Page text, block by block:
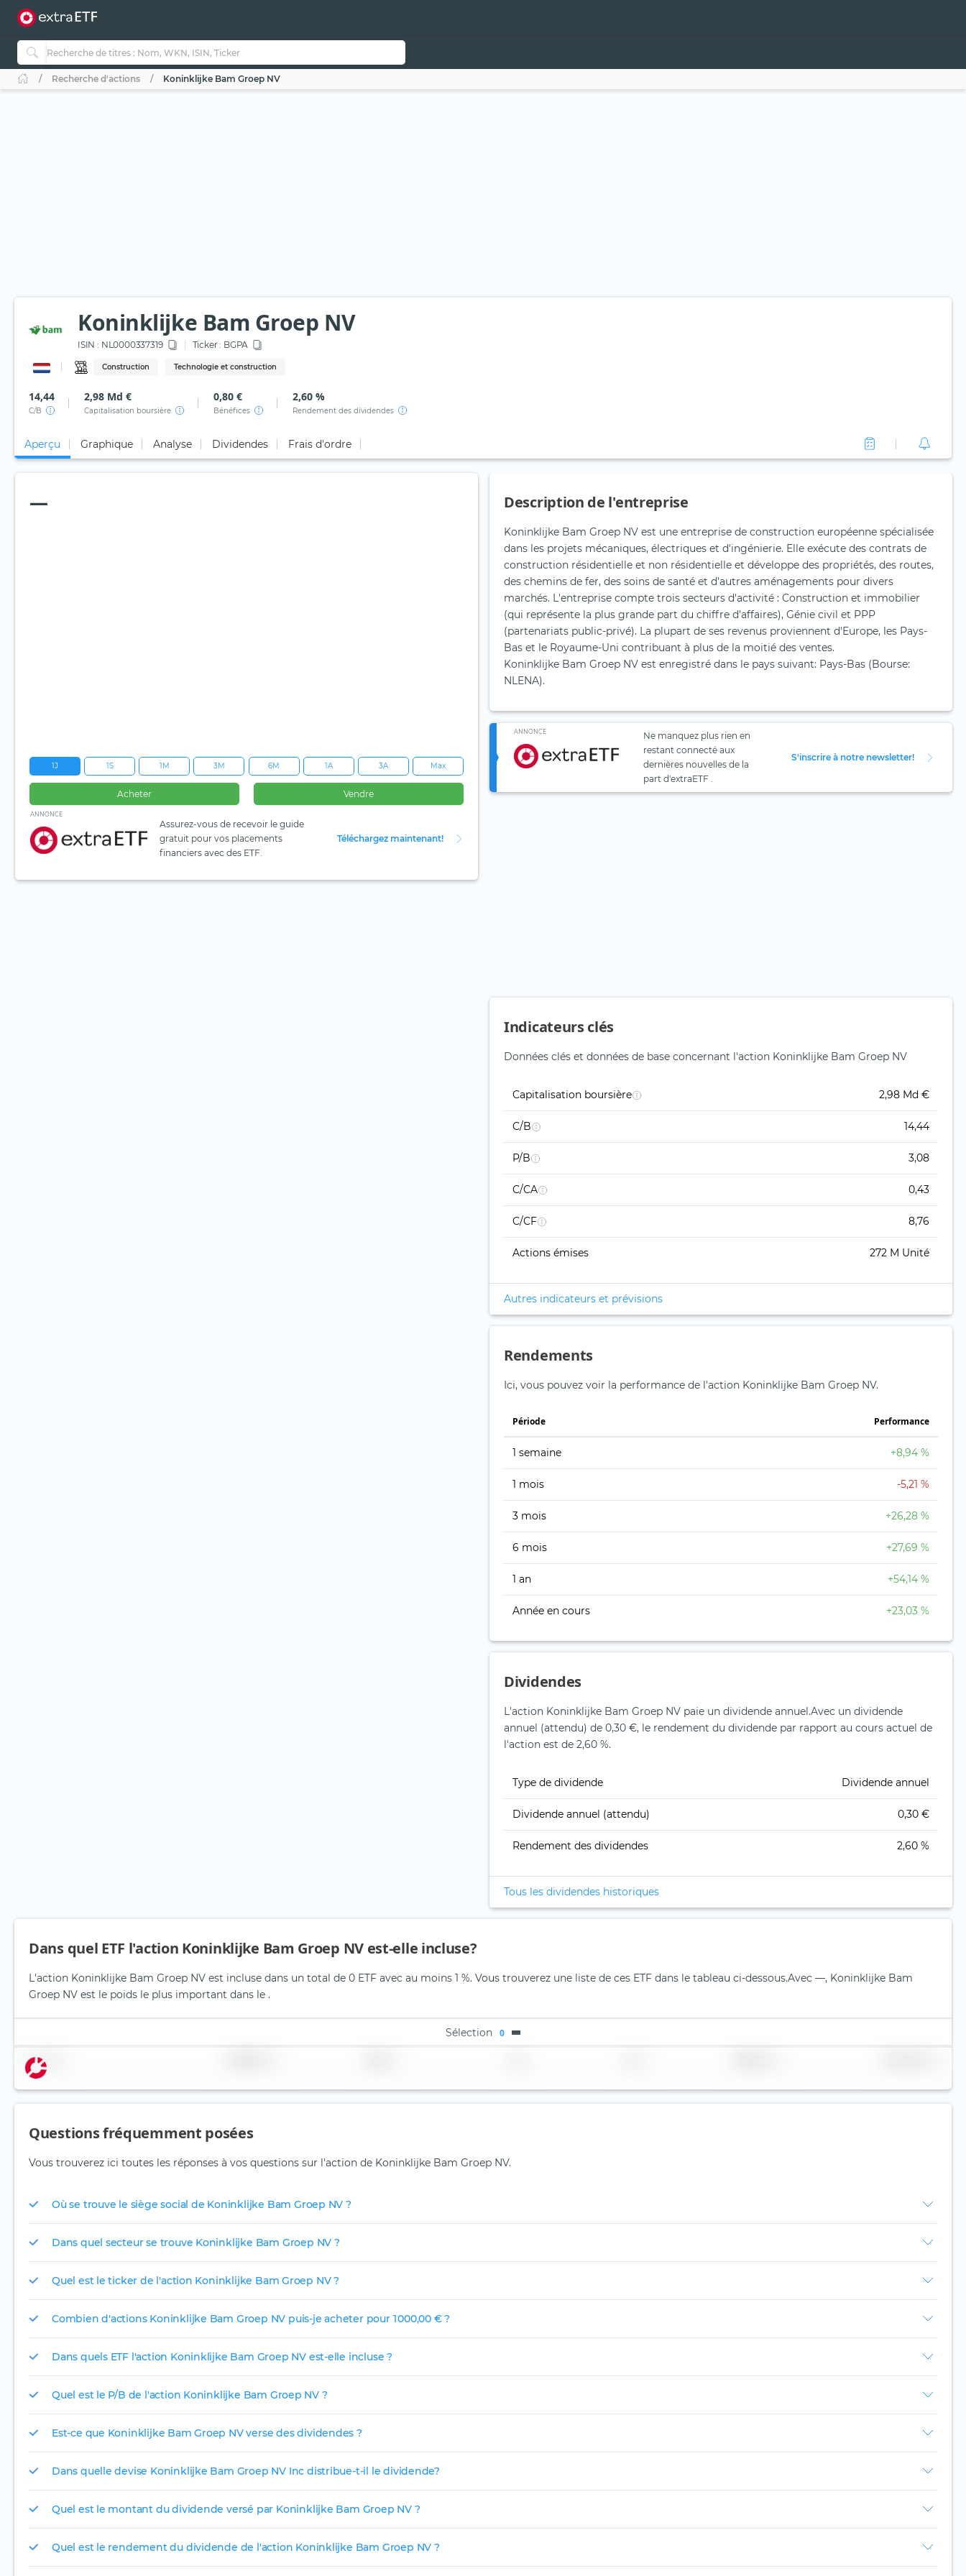
Recherche d'actions Koninklijke Bam Groep NV
Koninklijke Bam Groep NV
ISIN : NL0000337319 Ticker : BGPA
Construction Technologie et construction
14,44
C/B
2,98 Md €
Capitalisation boursière
0,80 €
Bénéfices
2,60 %
Rendement des dividendes
Aperçu Graphique Analyse Dividendes Frais d'ordre
—
1J 1S 1M 3M 6M 1A 3A Max
Acheter Vendre
ANNONCE
Assurez-vous de recevoir le guide
gratuit pour vos placements
financiers avec des ETF.
Téléchargez maintenant!
Description de l'entreprise
Koninklijke Bam Groep NV est une entreprise de construction européenne spécialisée
dans les projets mécaniques, électriques et d'ingénierie. Elle exécute des contrats de
construction résidentielle et non résidentielle et développe des propriétés, des routes,
des chemins de fer, des soins de santé et d'autres aménagements pour divers
marchés. L'entreprise compte trois secteurs d'activité : Construction et immobilier
(qui représente la plus grande part du chiffre d'affaires), Génie civil et PPP
(partenariats public-privé). La plupart de ses revenus proviennent d'Europe, les Pays-
Bas et le Royaume-Uni contribuant à plus de la moitié des ventes.
Koninklijke Bam Groep NV est enregistré dans le pays suivant: Pays-Bas (Bourse:
NLENA).
ANNONCE
Ne manquez plus rien en
restant connecté aux
dernières nouvelles de la
part d'extraETF .
S'inscrire à notre newsletter!
Indicateurs clés
Données clés et données de base concernant l'action Koninklijke Bam Groep NV
Capitalisation boursière 2,98 Md €
C/B 14,44
P/B 3,08
C/CA 0,43
C/CF 8,76
Actions émises 272 M Unité
Autres indicateurs et prévisions
Rendements
Ici, vous pouvez voir la performance de l'action Koninklijke Bam Groep NV.
Période Performance
1 semaine +8,94 %
1 mois -5,21 %
3 mois +26,28 %
6 mois +27,69 %
1 an +54,14 %
Année en cours +23,03 %
Dividendes
L'action Koninklijke Bam Groep NV paie un dividende annuel.Avec un dividende
annuel (attendu) de 0,30 €, le rendement du dividende par rapport au cours actuel de
l'action est de 2,60 %.
Type de dividende Dividende annuel
Dividende annuel (attendu) 0,30 €
Rendement des dividendes 2,60 %
Tous les dividendes historiques
Dans quel ETF l'action Koninklijke Bam Groep NV est-elle incluse?
L'action Koninklijke Bam Groep NV est incluse dans un total de 0 ETF avec au moins 1 %. Vous trouverez une liste de ces ETF dans le tableau ci-dessous.Avec —, Koninklijke Bam
Groep NV est le poids le plus important dans le .
Sélection 0
Nom
Questions fréquemment posées
Vous trouverez ici toutes les réponses à vos questions sur l'action de Koninklijke Bam Groep NV.
Où se trouve le siège social de Koninklijke Bam Groep NV ?
Dans quel secteur se trouve Koninklijke Bam Groep NV ?
Quel est le ticker de l'action Koninklijke Bam Groep NV ?
Combien d'actions Koninklijke Bam Groep NV puis-je acheter pour 1 000,00 € ?
Dans quels ETF l'action Koninklijke Bam Groep NV est-elle incluse ?
Quel est le P/B de l'action Koninklijke Bam Groep NV ?
Est-ce que Koninklijke Bam Groep NV verse des dividendes ?
Dans quelle devise Koninklijke Bam Groep NV Inc distribue-t-il le dividende?
Quel est le montant du dividende versé par Koninklijke Bam Groep NV ?
Quel est le rendement du dividende de l'action Koninklijke Bam Groep NV ?